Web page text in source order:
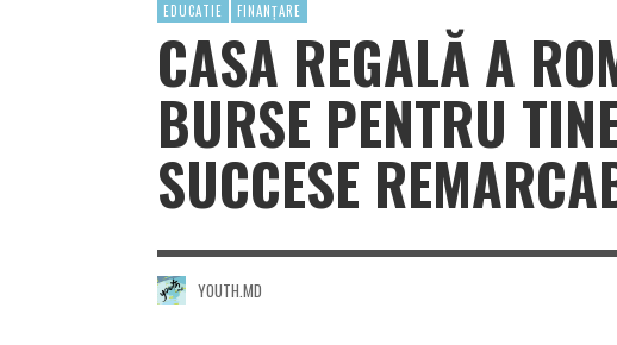
EDUCATIE FINANȚARE
CASA REGALĂ A
BURSE PENTRU
SUCCESE
YOUTH.MD